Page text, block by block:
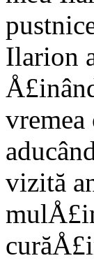
Ilarion
vizită